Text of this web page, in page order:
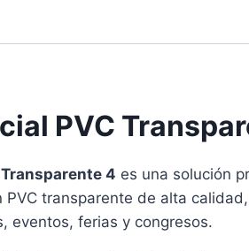
PVC
4 es una solución
PVC transparente de alta
eventos, ferias y congresos.